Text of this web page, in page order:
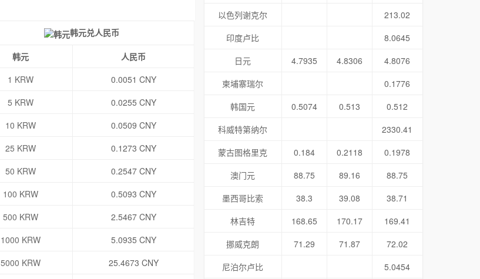
韩元兑人民币
韩元
人民币
1 KRW
0.0051 CNY
5 KRW
0.0255 CNY
10 KRW
0.0509 CNY
25 KRW
0.1273 CNY
50 KRW
0.2547 CNY
100 KRW
0.5093 CNY
500 KRW
2.5467 CNY
1000 KRW
5.0935 CNY
5000 KRW
25.4673 CNY
以色列谢克尔
213.02
印度卢比
8.0645
日元
4.7935 4.8306
4.8076
柬埔寨瑞尔
0.1776
韩国元
0.5074 0.513
0.512
科威特第纳尔
2330.41
蒙古图格里克
0.184 0.2118
0.1978
澳门元
88.75 89.16
88.75
墨西哥比索
38.3 39.08
38.71
林吉特
168.65 170.17
169.41
挪威克朗
71.29 71.87
72.02
尼泊尔卢比
5.0454